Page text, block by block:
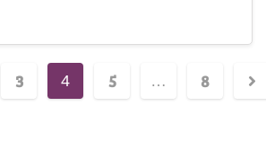
3 4 5 … 8